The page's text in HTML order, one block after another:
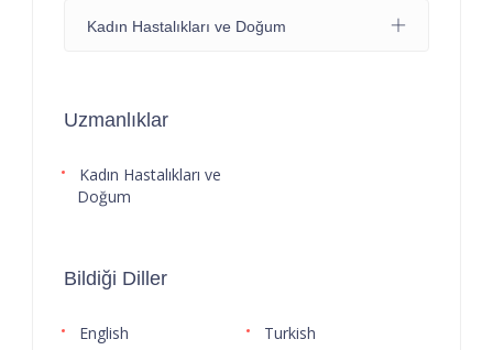
Kadın Hastalıkları ve Doğum
Uzmanlıklar
Kadın Hastalıkları ve
Doğum
Bildiği Diller
English Turkish